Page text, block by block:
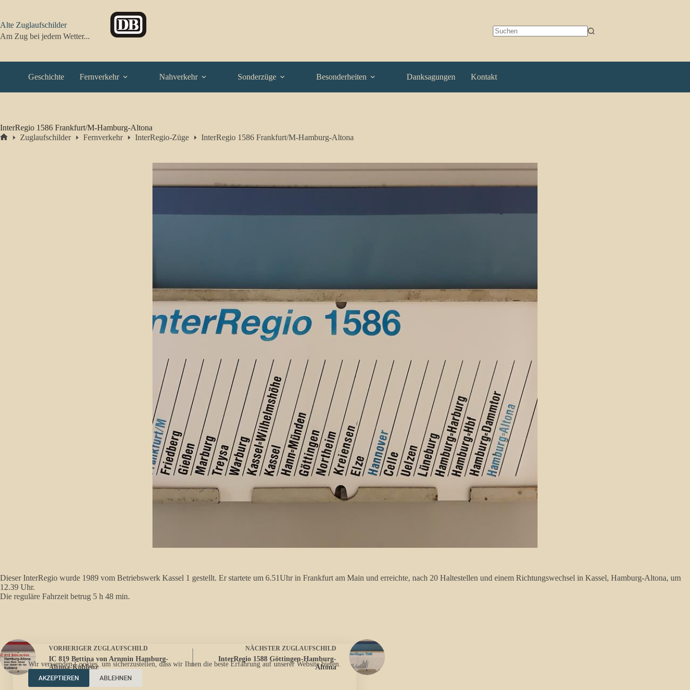
springen
Wir verwenden Cookies, um sicherzustellen, dass wir Ihnen die beste Erfahrung auf unserer Website bieten.
AKZEPTIEREN
ABLEHNEN
Alte Zuglaufschilder
Am Zug bei jedem Wetter...
Geschichte Fernverkehr Nahverkehr Sonderzüge Besonderheiten Danksagungen Kontakt
InterRegio 1586 Frankfurt/M-Hamburg-Altona
Zuglaufschilder Fernverkehr InterRegio-Züge InterRegio 1586 Frankfurt/M-Hamburg-Altona
Dieser InterRegio wurde 1989 vom Betriebswerk Kassel 1 gestellt. Er startete um 6.51Uhr in Frankfurt am Main und erreichte, nach 20 Haltestellen und einem Richtungswechsel in Kassel, Hamburg-Altona, um
12.39 Uhr.
Die reguläre Fahrzeit betrug 5 h 48 min.
VORHERIGER ZUGLAUFSCHILD
IC 819 Bettina von Arnmin Hamburg-
Altona-Koblenz
NÄCHSTER ZUGLAUFSCHILD
InterRegio 1588 Göttingen-Hamburg-
Altona